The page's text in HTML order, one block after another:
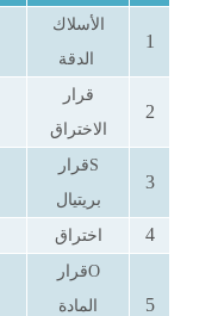
1
الأسلاك
الدقة
2
قرار
الاختراق
3
Sقرار
بريتيال
4 اختراق
5
Oقرار
المادة